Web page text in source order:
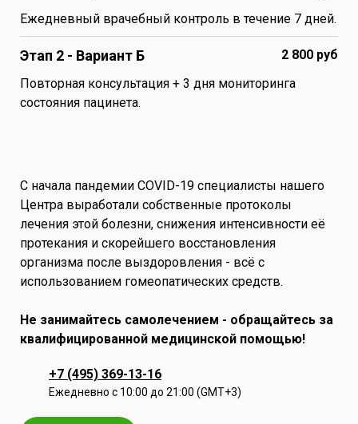
Ежедневный врачебный контроль в течение 7 дней.
Этап 2 - Вариант Б
2 800 руб
Повторная консультация + 3 дня мониторинга
состояния пацинета.
С начала пандемии COVID-19 специалисты нашего
Центра выработали собственные протоколы
лечения этой болезни, снижения интенсивности её
протекания и скорейшего восстановления
организма после выздоровления - всё с
использованием гомеопатических средств.
Не занимайтесь самолечением - обращайтесь за
квалифицированной медицинской помощью!
+7 (495) 369-13-16
Ежедневно с 10:00 до 21:00 (GMT+3)